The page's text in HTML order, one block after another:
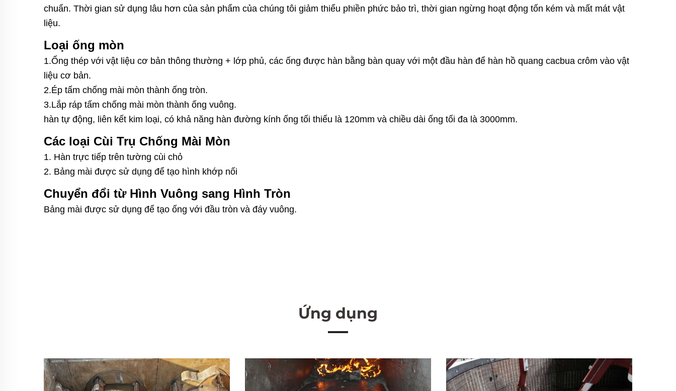
chuẩn. Thời gian sử dụng lâu hơn của sản phẩm của chúng tôi giảm thiểu phiền phức bảo trì, thời gian ngừng hoạt động tốn kém và mất mát vật
liệu.
Loại ống mòn
1.Ống thép với vật liệu cơ bản thông thường + lớp phủ, các ống được hàn bằng bàn quay với một đầu hàn để hàn hồ quang cacbua crôm vào vật
liệu cơ bản.
2.Ép tấm chống mài mòn thành ống tròn.
3.Lắp ráp tấm chống mài mòn thành ống vuông.
hàn tự động, liên kết kim loại, có khả năng hàn đường kính ống tối thiểu là 120mm và chiều dài ống tối đa là 3000mm.
Các loại Cùi Trụ Chống Mài Mòn
1. Hàn trực tiếp trên tường cùi chỏ
2. Bảng mài được sử dụng để tạo hình khớp nối
Chuyển đổi từ Hình Vuông sang Hình Tròn
Bảng mài được sử dụng để tạo ống với đầu tròn và đáy vuông.
Ứng dụng